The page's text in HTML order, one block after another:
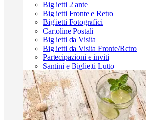
Biglietti 2 ante
Biglietti Fronte e Retro
Biglietti Fotografici
Cartoline Postali
Biglietti da Visita
Biglietti da Visita Fronte/Retro
Partecipazioni e inviti
Santini e Biglietti Lutto